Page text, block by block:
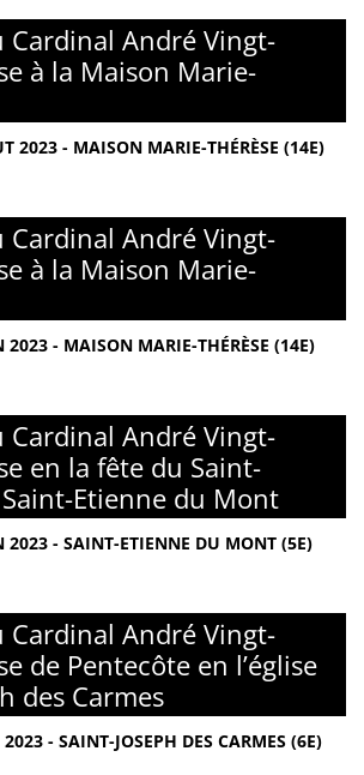
Cardinal André Vingt-
à la Maison Marie-
2023 - MAISON MARIE-THÉRÈSE (14E)
Cardinal André Vingt-
à la Maison Marie-
- MAISON MARIE-THÉRÈSE (14E)
Cardinal André Vingt-
en la fête du Saint-
Etienne du Mont
2023 - SAINT-ETIENNE DU MONT (5E)
Cardinal André Vingt-
de Pentecôte en l’église
des Carmes
- SAINT-JOSEPH DES CARMES (6E)